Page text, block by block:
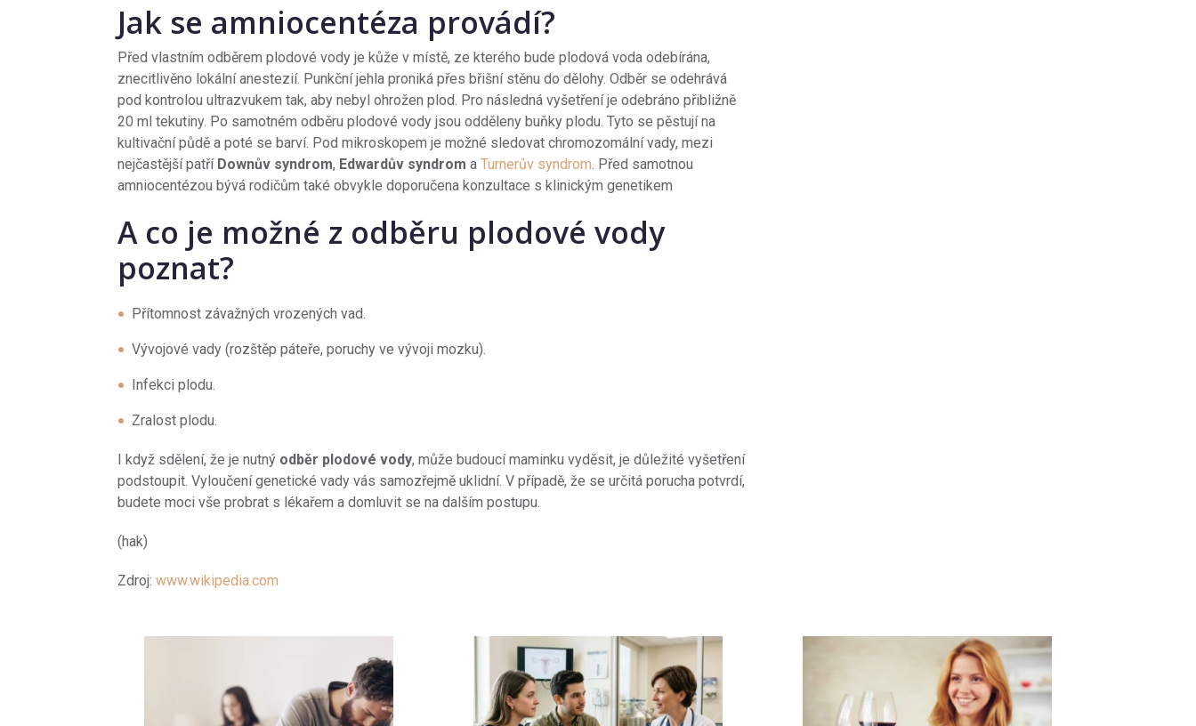
Jak se amniocentéza provádí?
Před vlastním odběrem plodové vody je kůže v místě, ze kterého bude plodová voda odebírána,
znecitlivěno lokální anestezií. Punkční jehla proniká přes břišní stěnu do dělohy. Odběr se odehrává
pod kontrolou ultrazvukem tak, aby nebyl ohrožen plod. Pro následná vyšetření je odebráno přibližně
20 ml tekutiny. Po samotném odběru plodové vody jsou odděleny buňky plodu. Tyto se pěstují na
kultivační půdě a poté se barví. Pod mikroskopem je možné sledovat chromozomální vady, mezi
nejčastější patří Downův syndrom, Edwardův syndrom a Turnerův syndrom . Před samotnou
amniocentézou bývá rodičům také obvykle doporučena konzultace s klinickým genetikem
A co je možné z odběru plodové vody
poznat?
Přítomnost závažných vrozených vad.
Vývojové vady (rozštěp páteře, poruchy ve vývoji mozku).
Infekci plodu.
Zralost plodu.
I když sdělení, že je nutný odběr plodové vody, může budoucí maminku vyděsit, je důležité vyšetření
podstoupit. Vyloučení genetické vady vás samozřejmě uklidní. V případě, že se určitá porucha potvrdí,
budete moci vše probrat s lékařem a domluvit se na dalším postupu.
(hak)
Zdroj: www.wikipedia.com